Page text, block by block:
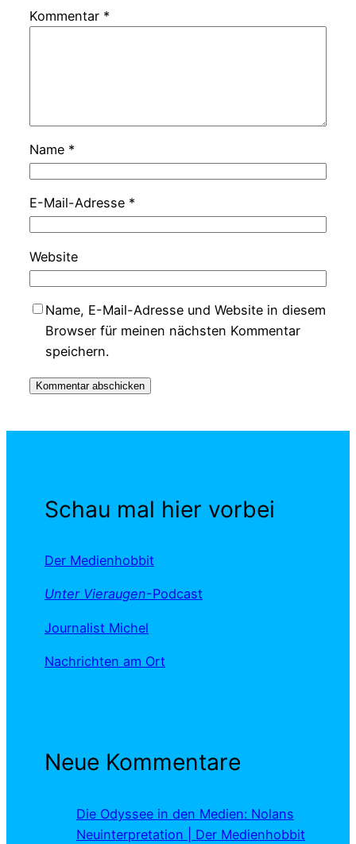
Kommentar *
Name *
E-Mail-Adresse *
Website
Name, E-Mail-Adresse und Website in diesem
Browser für meinen nächsten Kommentar
speichern.
Schau mal hier vorbei
Der Medienhobbit
Unter Vieraugen-Podcast
Journalist Michel
Nachrichten am Ort
Neue Kommentare
Die Odyssee in den Medien: Nolans
Neuinterpretation | Der Medienhobbit